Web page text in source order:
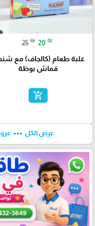
25 ₪ 20 ₪
علبة طعام (كالجاف) مع
قماش بوظة
add_shopping_cart
عرض الكل more_horiz